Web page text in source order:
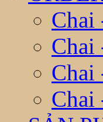
Chai
Chai
Chai
Chai